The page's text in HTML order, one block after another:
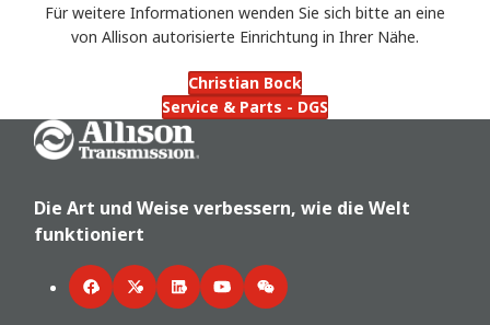
Für weitere Informationen wenden Sie sich bitte an eine
von Allison autorisierte Einrichtung in Ihrer Nähe.
Christian Bock
Service & Parts - DGS
Go Home
Die Art und Weise verbessern, wie die Welt
funktioniert
FacebookTwitterLinkedInYouTubeWeChat